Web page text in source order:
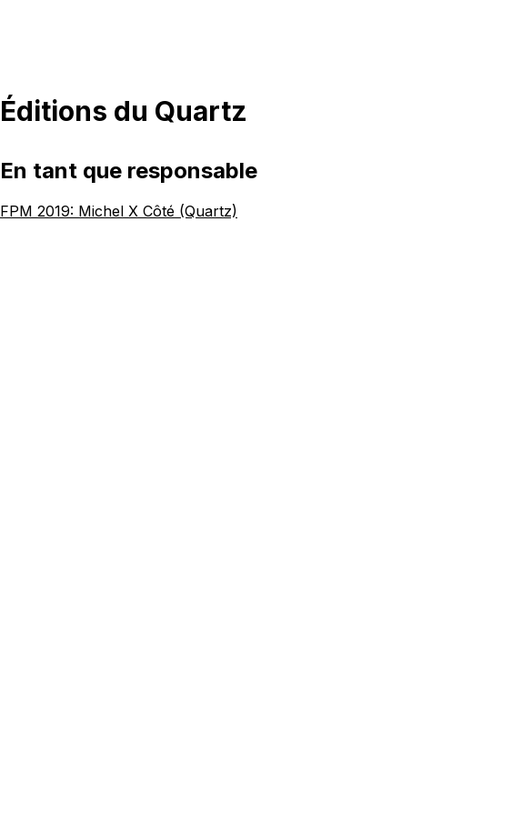
Éditions du Quartz
En tant que responsable
FPM 2019: Michel X Côté (Quartz)